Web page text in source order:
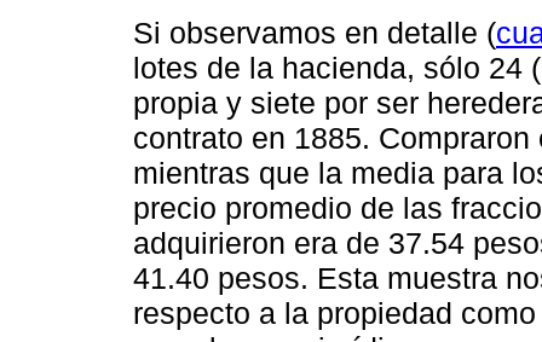
Si observamos en detalle (
lotes de la hacienda, sólo 24
propia y siete por ser
contrato en 1885.
mientras que la media para
precio promedio de las
adquirieron era de 37.54
41.40 pesos. Esta muestra
respecto a la propiedad